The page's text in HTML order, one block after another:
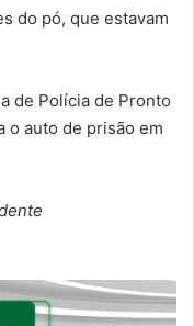
do pó, que estavam
de Polícia de Pronto
o auto de prisão em